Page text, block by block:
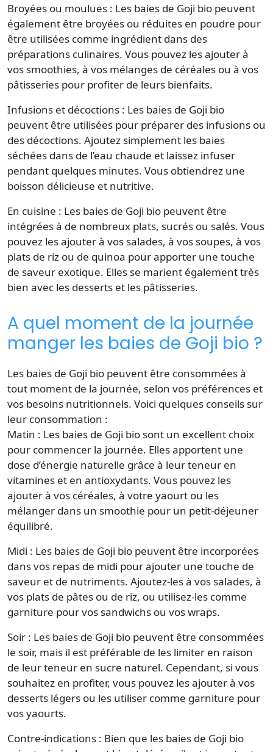
Broyées ou moulues : Les baies de Goji bio peuvent
également être broyées ou réduites en poudre pour
être utilisées comme ingrédient dans des
préparations culinaires. Vous pouvez les ajouter à
vos smoothies, à vos mélanges de céréales ou à vos
pâtisseries pour profiter de leurs bienfaits.
Infusions et décoctions : Les baies de Goji bio
peuvent être utilisées pour préparer des infusions ou
des décoctions. Ajoutez simplement les baies
séchées dans de l’eau chaude et laissez infuser
pendant quelques minutes. Vous obtiendrez une
boisson délicieuse et nutritive.
En cuisine : Les baies de Goji bio peuvent être
intégrées à de nombreux plats, sucrés ou salés. Vous
pouvez les ajouter à vos salades, à vos soupes, à vos
plats de riz ou de quinoa pour apporter une touche
de saveur exotique. Elles se marient également très
bien avec les desserts et les pâtisseries.
A quel moment de la journée
manger les baies de Goji bio ?
Les baies de Goji bio peuvent être consommées à
tout moment de la journée, selon vos préférences et
vos besoins nutritionnels. Voici quelques conseils sur
leur consommation :
Matin : Les baies de Goji bio sont un excellent choix
pour commencer la journée. Elles apportent une
dose d’énergie naturelle grâce à leur teneur en
vitamines et en antioxydants. Vous pouvez les
ajouter à vos céréales, à votre yaourt ou les
mélanger dans un smoothie pour un petit-déjeuner
équilibré.
Midi : Les baies de Goji bio peuvent être incorporées
dans vos repas de midi pour ajouter une touche de
saveur et de nutriments. Ajoutez-les à vos salades, à
vos plats de pâtes ou de riz, ou utilisez-les comme
garniture pour vos sandwichs ou vos wraps.
Soir : Les baies de Goji bio peuvent être consommées
le soir, mais il est préférable de les limiter en raison
de leur teneur en sucre naturel. Cependant, si vous
souhaitez en profiter, vous pouvez les ajouter à vos
desserts légers ou les utiliser comme garniture pour
vos yaourts.
Contre-indications : Bien que les baies de Goji bio